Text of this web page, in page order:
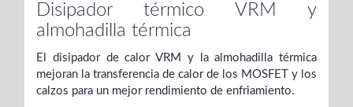
Disipador térmico VRM y
almohadilla térmica
El disipador de calor VRM y la almohadilla térmica
mejoran la transferencia de calor de los MOSFET y los
calzos para un mejor rendimiento de enfriamiento.